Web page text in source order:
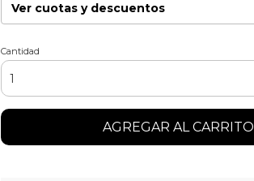
Ver cuotas y descuentos
Cantidad
AGREGAR AL CARRITO